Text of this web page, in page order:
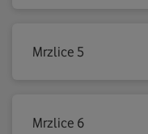
Mrzlice 5
Mrzlice 6